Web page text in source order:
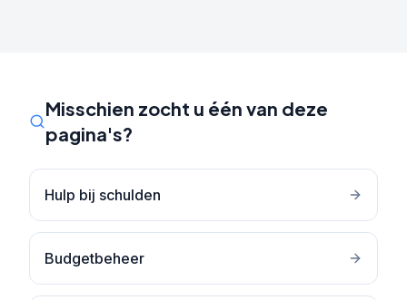
Misschien zocht u één van deze
pagina's?
Hulp bij schulden
Budgetbeheer